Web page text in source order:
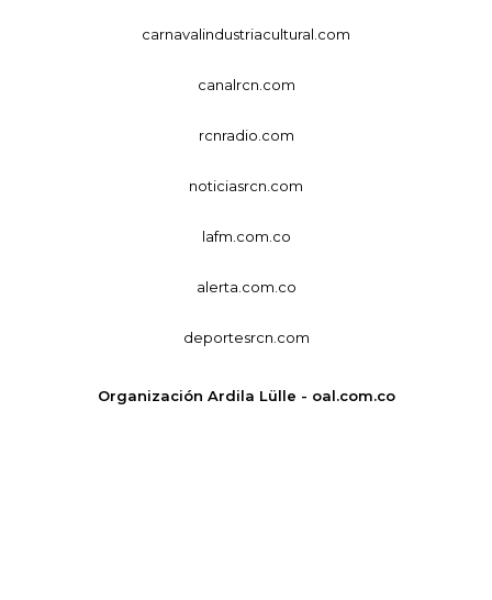
carnavalindustriacultural.com
canalrcn.com
rcnradio.com
noticiasrcn.com
lafm.com.co
alerta.com.co
deportesrcn.com
Organización Ardila Lülle - oal.com.co